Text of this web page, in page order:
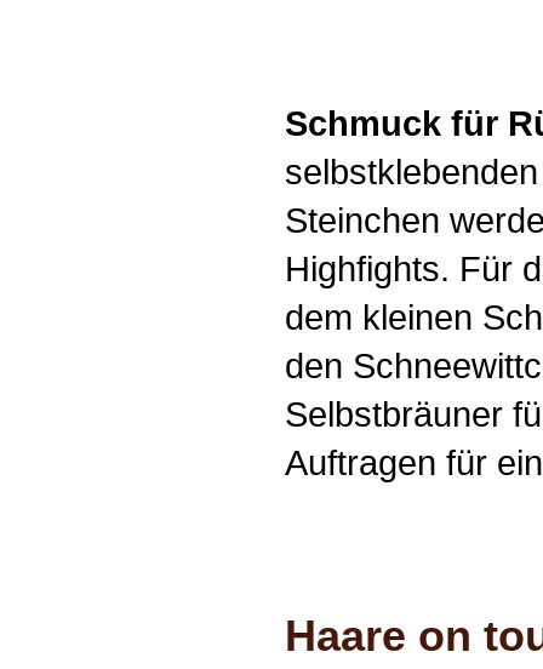
Schmuck für
Steinchen
Highfights. Für
dem kleinen
den
Selbstbräuner
Auftragen für
Haare on